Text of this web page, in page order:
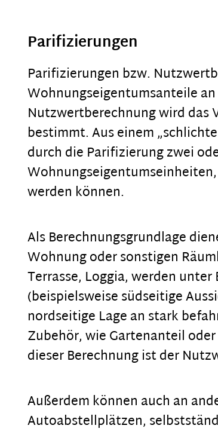
Parifizierungen
Parifizierungen bzw.
Wohnungseigentumsanteile
Nutzwertberechnung wird
bestimmt. Aus einem
durch die Parifizierung zwei
werden können.
Als Berechnungsgrundlage
Wohnung oder sonstigen
Terrasse, Loggia, werden
(beispielsweise südseitige
nordseitige Lage an stark
Zubehör, wie Gartenanteil
dieser Berechnung ist der
Außerdem können auch an
Autoabstellplätzen,